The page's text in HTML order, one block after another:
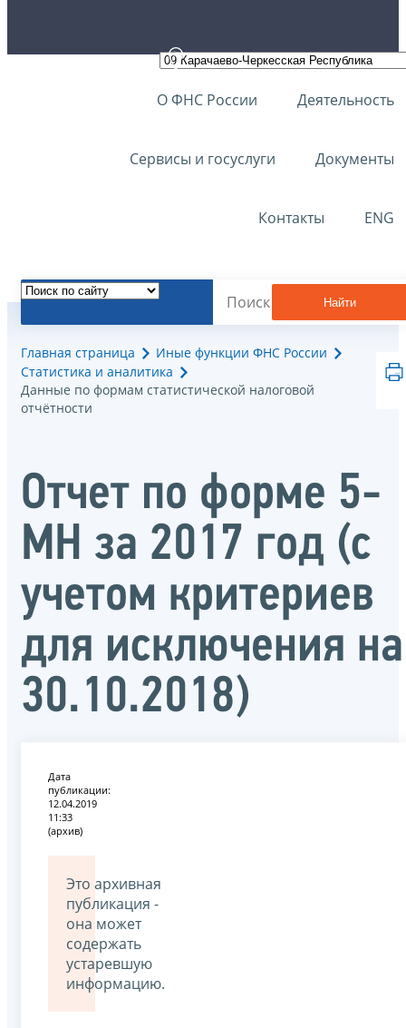
О ФНС России Деятельность
Сервисы и госуслуги Документы
Контакты ENG
Найти
Главная страница
Иные функции ФНС России
Статистика и аналитика
Данные по формам статистической налоговой
отчётности
Отчет по форме 5-
МН за 2017 год (с
учетом критериев
для исключения на
30.10.2018)
Дата
публикации:
12.04.2019
11:33
(архив)
Это архивная
публикация -
она может
содержать
устаревшую
информацию.